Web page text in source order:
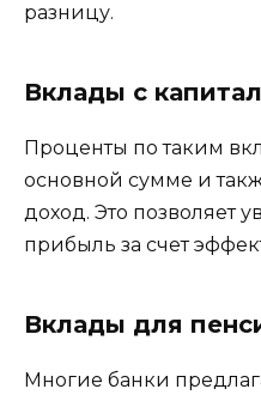
разницу.
Вклады с
Проценты по таким
основной сумме и
доход. Это позволяет
прибыль за счет
Вклады для
Многие банки